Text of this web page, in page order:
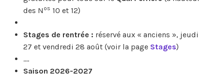
des N os 10 et 12)
Stages de rentrée : réservé aux « anciens », jeudi
27 et vendredi 28 août (voir la page Stages)
….
Saison 2026-2027